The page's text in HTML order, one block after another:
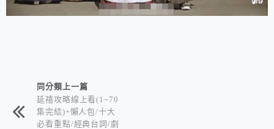
相連文章同分類上一篇
延禧攻略線上看(1~70
集完結)+懶人包/十大
必看重點/經典台詞/劇